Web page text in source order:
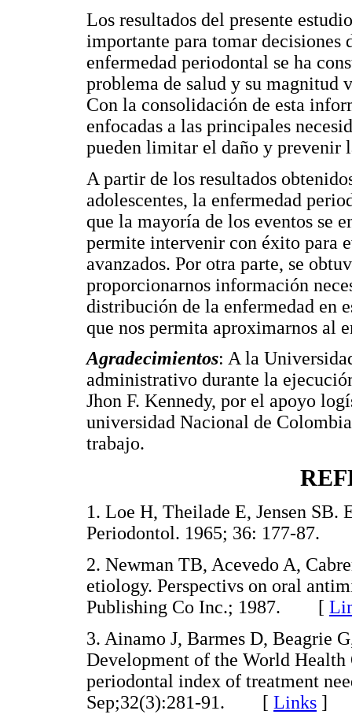
Los resultados del presente
importante para tomar decisiones
enfermedad periodontal se ha
problema de salud y su magnitud
Con la consolidación de esta
enfocadas a las principales
pueden limitar el daño y prevenir
A partir de los resultados
adolescentes, la enfermedad
que la mayoría de los eventos se
permite intervenir con éxito para
avanzados. Por otra parte, se
proporcionarnos información
distribución de la enfermedad en
que nos permita aproximarnos al
Agradecimientos: A la
administrativo durante la
Jhon F. Kennedy, por el apoyo
universidad Nacional de
trabajo.
1. Loe H, Theilade E, Jensen
Periodontol. 1965; 36: 177-
2. Newman TB, Acevedo A,
etiology. Perspectivs on oral
Publishing Co Inc.; 1987. [
3. Ainamo J, Barmes D, Beagrie
Development of the World
periodontal index of treatment
Sep;32(3):281-91. [ Links ]